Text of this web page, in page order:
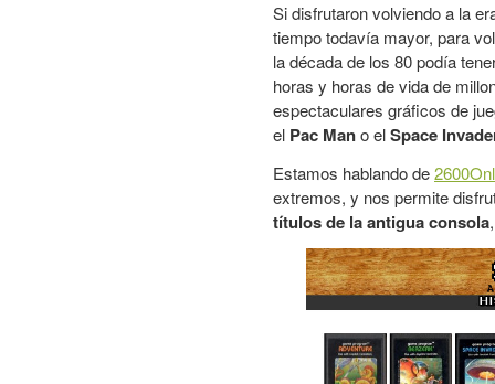
Si disfrutaron volviendo a la
tiempo todavía mayor, para
la década de los 80 podía
horas y horas de vida de
espectaculares gráficos de
el Pac Mano elSpace
Estamos hablando de
extremos, y nos permite
títulos de la antigua consola